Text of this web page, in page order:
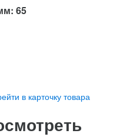
65
в карточку товара